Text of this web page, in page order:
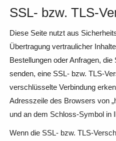
SSL- bzw. TLS-
Diese Seite nutzt aus
Übertragung vertraulicher
Bestellungen oder Anfragen,
senden, eine SSL- bzw. TLS-
verschlüsselte Verbindung
Adresszeile des Browsers von
und an dem Schloss-Symbol in
Wenn die SSL- bzw. TLS-